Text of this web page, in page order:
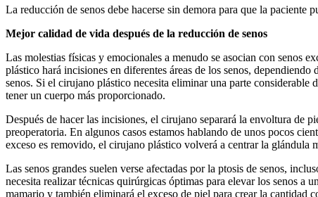
La reducción de senos debe hacerse sin demora para que la
Mejor calidad de vida después de la reducción de senos
Las molestias físicas y emocionales a menudo se asocian con senos
plástico hará incisiones en diferentes áreas de los senos,
senos. Si el cirujano plástico necesita eliminar una parte
tener un cuerpo más proporcionado.
Después de hacer las incisiones, el cirujano separará la envoltura de
preoperatoria. En algunos casos estamos hablando de unos pocos
exceso es removido, el cirujano plástico volverá a centrar la glándula
Las senos grandes suelen verse afectadas por la ptosis de senos,
necesita realizar técnicas quirúrgicas óptimas para elevar los senos
mamario y también eliminará el exceso de piel para crear la cantidad